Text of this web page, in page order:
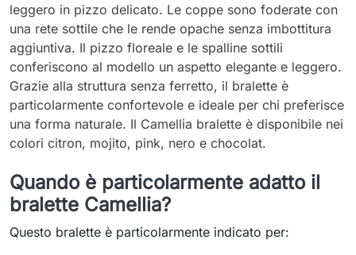
leggero in pizzo delicato. Le coppe sono foderate con
una rete sottile che le rende opache senza imbottitura
aggiuntiva. Il pizzo floreale e le spalline sottili
conferiscono al modello un aspetto elegante e leggero.
Grazie alla struttura senza ferretto, il bralette è
particolarmente confortevole e ideale per chi preferisce
una forma naturale. Il Camellia bralette è disponibile nei
colori citron, mojito, pink, nero e chocolat.
Quando è particolarmente adatto il
bralette Camellia?
Questo bralette è particolarmente indicato per: